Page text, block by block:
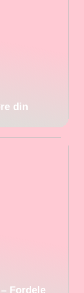
din
Fordele